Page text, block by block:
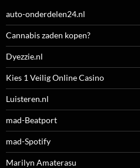
auto-onderdelen24.nl
Cannabis zaden kopen?
Dyezzie.nl
Kies 1 Veilig Online Casino
Luisteren.nl
mad-Beatport
mad-Spotify
Marilyn Amaterasu